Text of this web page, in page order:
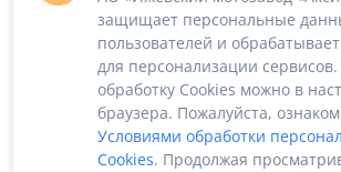
Сумма лота: 882 720,00 ₽
защищает персональные
пользователей и
для персонализации
обработку Cookies можно в
браузера. Пожалуйста,
Условиями обработки
Cookies. Продолжая